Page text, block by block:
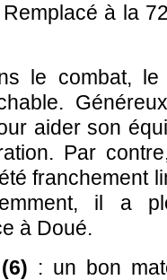
à la
le combat,
aider son
Par
franchement
il a
à Doué.
: un bon